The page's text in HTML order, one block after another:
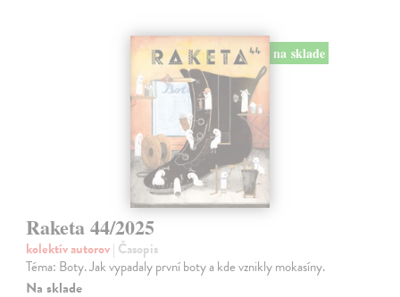
na sklade
Raketa 44/2025
kolektív autorov| Časopis
Téma: Boty. Jak vypadaly první boty a kde vznikly mokasíny.
Na sklade